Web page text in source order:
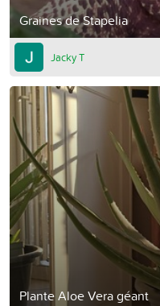
Graines de Stapelia
Jacky T
Plante Aloe Vera géant